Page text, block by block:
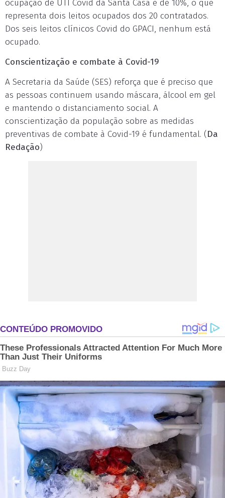
ocupação de UTI Covid da Santa Casa é de 10%, o que
representa dois leitos ocupados dos 20 contratados.
Dos seis leitos clínicos Covid do GPACI, nenhum está
ocupado.
Conscientização e combate à Covid-19
A Secretaria da Saúde (SES) reforça que é preciso que
as pessoas continuem usando máscara, álcool em gel
e mantendo o distanciamento social. A
conscientização da população sobre as medidas
preventivas de combate à Covid-19 é fundamental. (Da
Redação)